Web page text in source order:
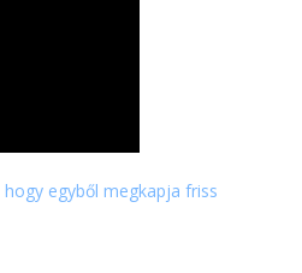
egyből megkapja friss